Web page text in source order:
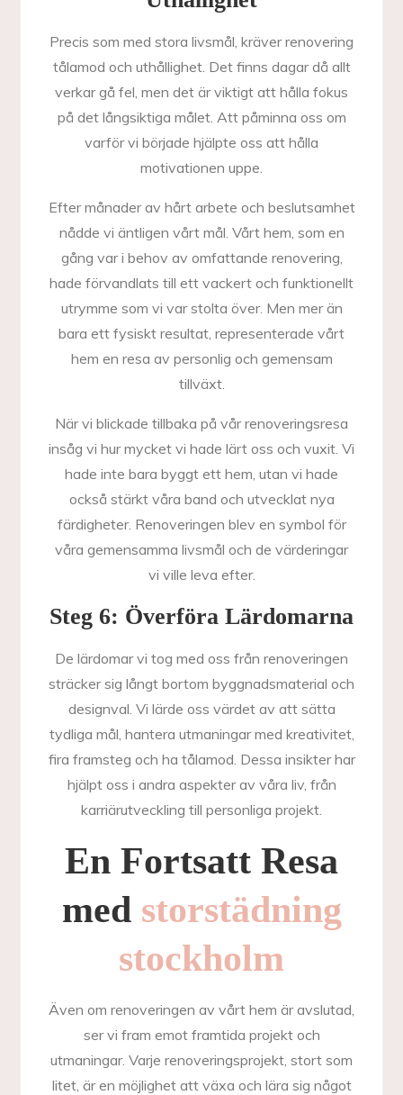
Precis som med stora livsmål, kräver renovering
tålamod och uthållighet. Det finns dagar då allt
verkar gå fel, men det är viktigt att hålla fokus
på det långsiktiga målet. Att påminna oss om
varför vi började hjälpte oss att hålla
motivationen uppe.
Efter månader av hårt arbete och beslutsamhet
nådde vi äntligen vårt mål. Vårt hem, som en
gång var i behov av omfattande renovering,
hade förvandlats till ett vackert och funktionellt
utrymme som vi var stolta över. Men mer än
bara ett fysiskt resultat, representerade vårt
hem en resa av personlig och gemensam
tillväxt.
När vi blickade tillbaka på vår renoveringsresa
insåg vi hur mycket vi hade lärt oss och vuxit. Vi
hade inte bara byggt ett hem, utan vi hade
också stärkt våra band och utvecklat nya
färdigheter. Renoveringen blev en symbol för
våra gemensamma livsmål och de värderingar
vi ville leva efter.
Steg 6: Överföra Lärdomarna
De lärdomar vi tog med oss från renoveringen
sträcker sig långt bortom byggnadsmaterial och
designval. Vi lärde oss värdet av att sätta
tydliga mål, hantera utmaningar med kreativitet,
fira framsteg och ha tålamod. Dessa insikter har
hjälpt oss i andra aspekter av våra liv, från
karriärutveckling till personliga projekt.
En Fortsatt Resa
med storstädning
stockholm
Även om renoveringen av vårt hem är avslutad,
ser vi fram emot framtida projekt och
utmaningar. Varje renoveringsprojekt, stort som
litet, är en möjlighet att växa och lära sig något